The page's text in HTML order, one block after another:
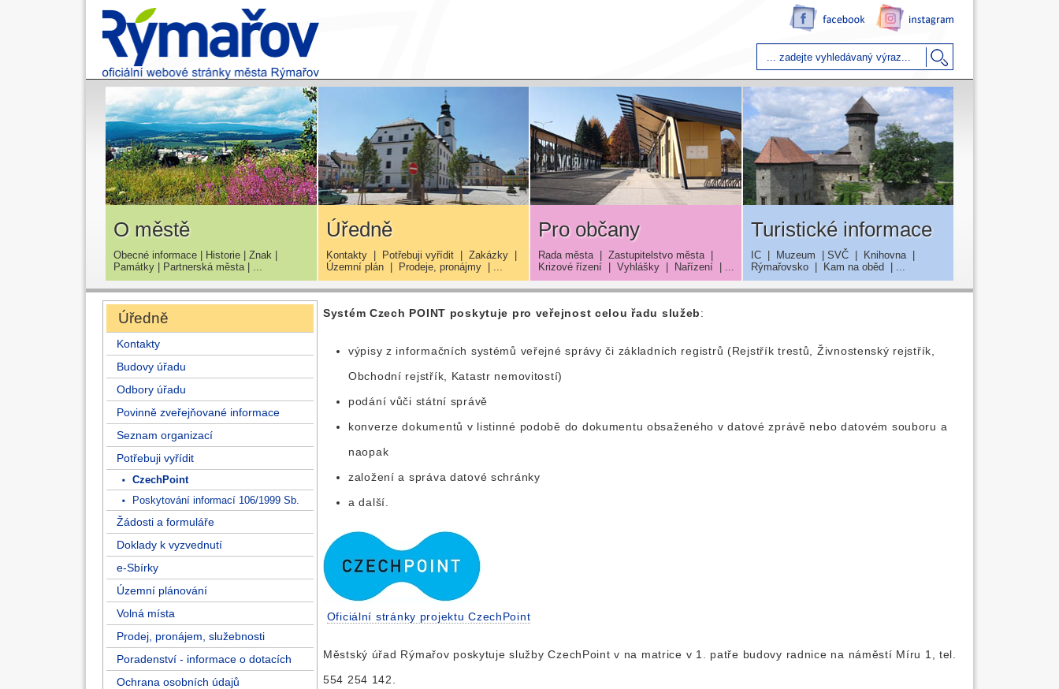
O městě
Obecné informace | Historie | Znak |
Památky | Partnerská města | ...
Úředně
Kontakty| Potřebuji vyřídit| Zakázky|
Územní plán| Prodeje, pronájmy| ...
Pro občany
Rada města | Zastupitelstvo města |
Krizové řízení | Vyhlášky | Nařízení | ...
Turistické informace
IC| Muzeum | SVČ| Knihovna|
Rýmařovsko| Kam na oběd| ...
Úředně
Kontakty
Budovy úřadu
Odbory úřadu
Povinně zveřejňované informace
Seznam organizací
Potřebuji vyřídit
CzechPoint
Poskytování informací 106/1999 Sb.
Žádosti a formuláře
Doklady k vyzvednutí
e-Sbírky
Územní plánování
Volná místa
Prodej, pronájem, služebnosti
Poradenství - informace o dotacích
Ochrana osobních údajů
Systém Czech POINT poskytuje pro veřejnost celou řadu služeb:
výpisy z informačních systémů veřejné správy či základních registrů (Rejstřík trestů, Živnostenský rejstřík,
Obchodní rejstřík, Katastr nemovitostí)
podání vůči státní správě
konverze dokumentů v listinné podobě do dokumentu obsaženého v datové zprávě nebo datovém souboru a
naopak
založení a správa datové schránky
a další.
Oficiální stránky projektu CzechPoint
Městský úřad Rýmařov poskytuje služby CzechPoint v na matrice v 1. patře budovy radnice na náměstí Míru 1, tel.
554 254 142.